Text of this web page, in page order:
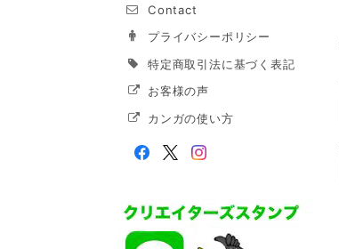
Contact
プライバシーポリシー
特定商取引法に基づく表記
お客様の声
カンガの使い方